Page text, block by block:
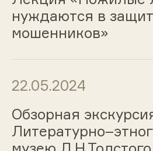
нуждаются в
мошенников»
22.05.2024
Обзорная